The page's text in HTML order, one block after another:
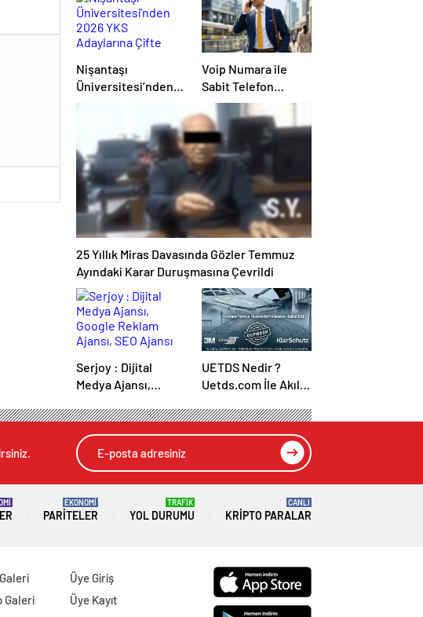
Nişantaşı
Üniversitesi’nden
2026 YKS
Adaylarına Çifte
Güvence: Sabit
Ücret ve Kesintisiz
Burs
Voip Numara ile
Sabit Telefon
Kullanımı ve Sanal
Santral Kurulumu
25 Yıllık Miras Davasında Gözler Temmuz
Ayındaki Karar Duruşmasına Çevrildi
Serjoy : Dijital
Medya Ajansı,
Ajansı, SEO Ajansı
ve Web Tasarım
Ajansı
UETDS Nedir ?
Uetds.com İle Akıllı
Yazılımı
PARITELER
EKONOMİ
YOL DURUMU
TRAFİK
KRIPTO PARALAR
CANLI
Galeri
Üye Giriş
Üye Kayıt